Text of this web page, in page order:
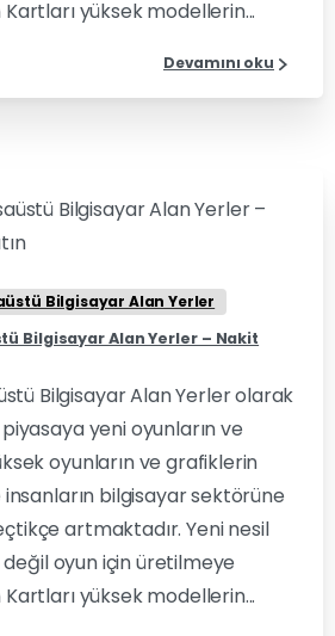
Kartları yüksek modellerin...
Devamını oku
0 0
Bilgisayar Alan Yerler
Bilgisayar Alan Yerler – Nakit
Bilgisayar Alan Yerler olarak
yeni oyunların ve
oyunların ve grafiklerin
insanların bilgisayar sektörüne
artmaktadır. Yeni nesil
oyun için üretilmeye
Kartları yüksek modellerin...